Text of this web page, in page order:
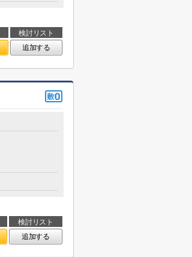
検討リスト
追加する
検討リスト
追加する